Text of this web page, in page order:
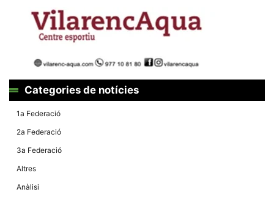
Categories de notícies
1a Federació
2a Federació
3a Federació
Altres
Anàlisi
del lloc web.
En compartir
interessos i